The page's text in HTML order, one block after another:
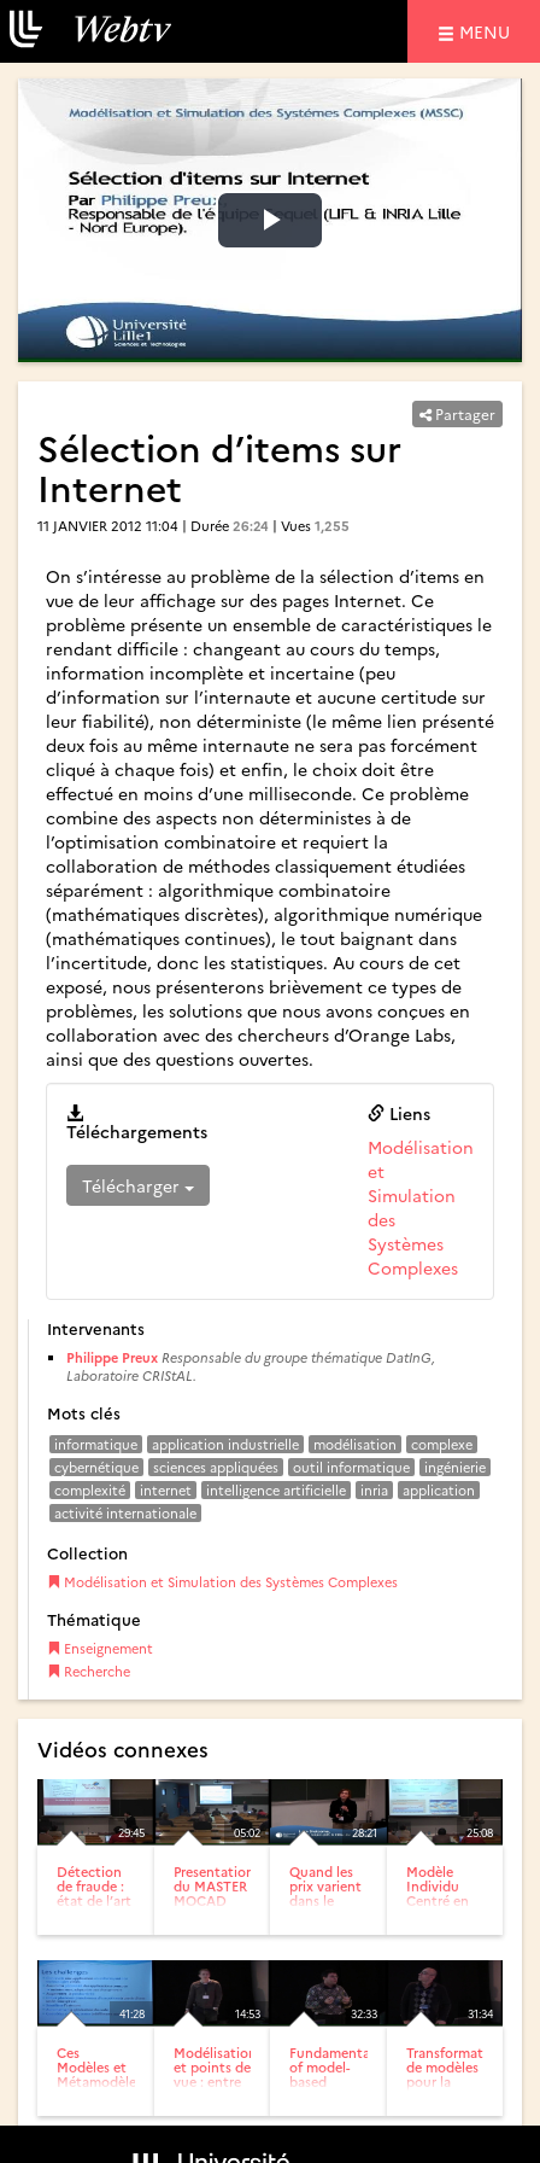
MENU
Lire
vidéo
Lire
vidéo
Partager
Sélection d’items sur
Internet
11 JANVIER 2012 11:04 | Durée 26:24 | Vues 1,255
On s’intéresse au problème de la sélection d’items en
vue de leur affichage sur des pages Internet. Ce
problème présente un ensemble de caractéristiques le
rendant difficile : changeant au cours du temps,
information incomplète et incertaine (peu
d’information sur l’internaute et aucune certitude sur
leur fiabilité), non déterministe (le même lien présenté
deux fois au même internaute ne sera pas forcément
cliqué à chaque fois) et enfin, le choix doit être
effectué en moins d’une milliseconde. Ce problème
combine des aspects non déterministes à de
l’optimisation combinatoire et requiert la
collaboration de méthodes classiquement étudiées
séparément : algorithmique combinatoire
(mathématiques discrètes), algorithmique numérique
(mathématiques continues), le tout baignant dans
l’incertitude, donc les statistiques. Au cours de cet
exposé, nous présenterons brièvement ce types de
problèmes, les solutions que nous avons conçues en
collaboration avec des chercheurs d’Orange Labs,
ainsi que des questions ouvertes.
Téléchargements
Télécharger
Liens
Modélisation
et
Simulation
des
Systèmes
Complexes
Intervenants
Philippe Preux Responsable du groupe thématique DatInG,
Laboratoire CRIStAL.
Mots clés
informatique application industrielle modélisation
complexe
cybernétique
sciences appliquées outil informatique
ingénierie
complexité
internet intelligence artificielle inria
application
activité internationale
Collection
Modélisation et Simulation des Systèmes Complexes
Thématique
Enseignement
Recherche
Vidéos connexes
29:45
Détection
de fraude :
état de l’art
05:02
Presentation
du MASTER
MOCAD
28:21
Quand les
prix varient
dans le
25:08
Modèle
Individu
Centré en
41:28
Ces
Modèles et
Métamodèles
14:53
Modélisation
et points de
vue : entre
pragmatisme
32:33
Fundamentals
of model-
based
Avionics...
31:34
Transformations
de modèles
pour la